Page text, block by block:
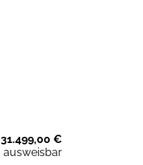
31.499,00 €
ausweisbar